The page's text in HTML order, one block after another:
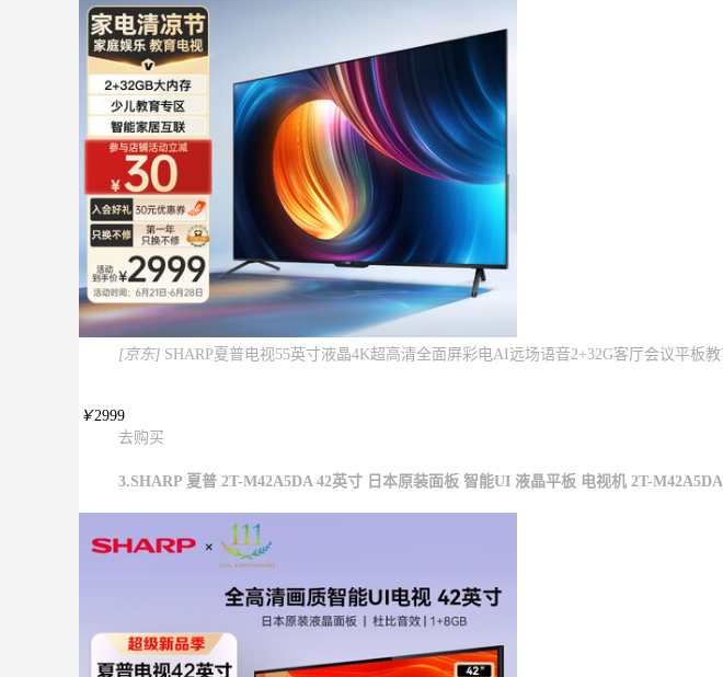
[京东] SHARP夏普电视55英寸液晶4K超高清全面屏彩电AI远场语音2+32G客厅会议平板
￥2999
去购买
3.SHARP 夏普 2T-M42A5DA 42英寸 日本原装面板 智能UI 液晶平板 电视机 2T-